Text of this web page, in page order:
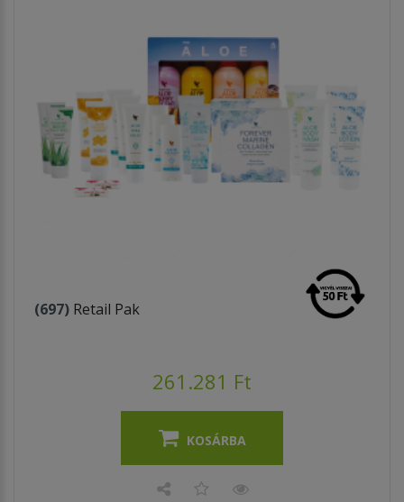
(697) Retail Pak
261.281 Ft
KOSÁRBA